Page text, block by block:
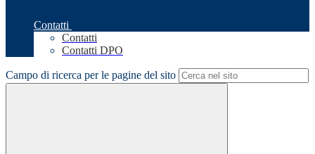
Contatti
Contatti
Contatti DPO
Campo di ricerca per le pagine del sito